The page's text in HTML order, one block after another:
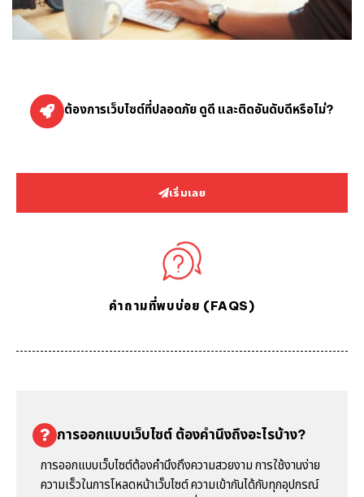
ต้องการเว็บไซต์ที่ปลอดภัย ดูดี และติดอันดับดีหรือไม่?
เริ่มเลย
คำถามที่พบบ่อย (FAQS)
การออกแบบเว็บไซต์ ต้องคำนึงถึงอะไรบ้าง?
การออกแบบเว็บไซต์ต้องคำนึงถึงความสวยงาม การใช้งานง่าย
ความเร็วในการโหลดหน้าเว็บไซต์ ความเข้ากันได้กับทุกอุปกรณ์